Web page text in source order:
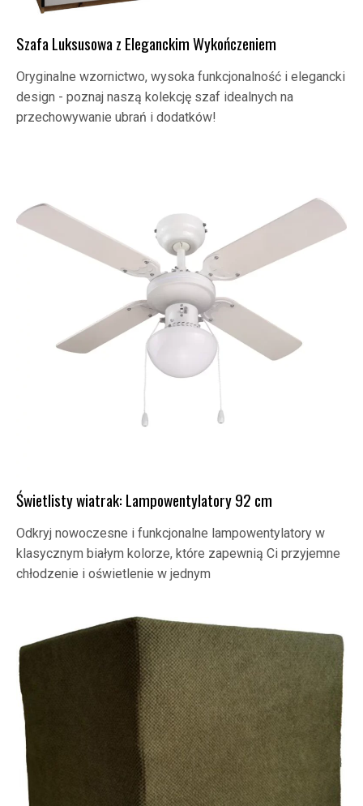
Szafa Luksusowa z Eleganckim Wykończeniem
Oryginalne wzornictwo, wysoka funkcjonalność i elegancki
design - poznaj naszą kolekcję szaf idealnych na
przechowywanie ubrań i dodatków!
Świetlisty wiatrak: Lampowentylatory 92 cm
Odkryj nowoczesne i funkcjonalne lampowentylatory w
klasycznym białym kolorze, które zapewnią Ci przyjemne
chłodzenie i oświetlenie w jednym